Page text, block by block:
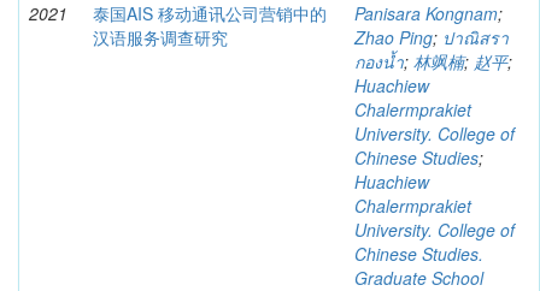
2021
泰国AIS 移动通讯公司营销中的
汉语服务调查研究
Panisara Kongnam;
Zhao Ping; ปาณิสรา
กองน้ำ; 林飒楠; 赵平;
Huachiew
Chalermprakiet
University. College of
Chinese Studies;
Huachiew
Chalermprakiet
University. College of
Chinese Studies.
Graduate School